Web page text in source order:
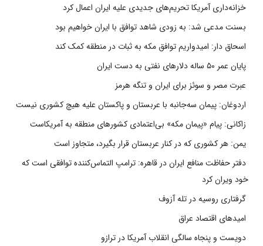
خزانه‌داری آمریکا تحریم‌های جدیدی علیه ایران اعمال کرد
بسنت مدعی شد: به زودی شاهد توافق با ایران خواهیم بود
اسحاق دار: امیدواریم توافق مکه به ثبات در منطقه کمک کند
پایان عمر ۵۰ ساله دلارهای نفتی به دست ایران
عبرت مصر و سوئز برای ایران و تنگه هرمز
اردوغان: پیمان سه‌جانبه با عربستان و پاکستان علیه هیچ کشوری نیست
زاکانی: پیام «پیمان مکه» بی‌اعتمادی کشورهای منطقه به آمریکاست
یمن: هر کشوری که در کنار عربستان قرار بگیرد، متجاوز است
دفتر حفاظت منافع ایران در قاهره: ترامپ التماس‌کننده توافقی است که
خود ویران کرد
گرفتاری روسیه در تله آزوف
امیدهای اقتصاد عراق
دویست و پنجاه سالگی انقلاب آمریکا در ترازو